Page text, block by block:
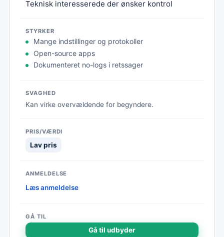
Teknisk interesserede der ønsker kontrol
Mange indstillinger og protokoller
Open-source apps
Dokumenteret no-logs i retssager
Kan virke overvældende for begyndere.
Lav pris
Læs anmeldelse
Gå til udbyder